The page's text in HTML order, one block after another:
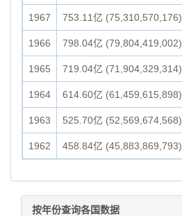
1967 753.11亿 (75,310,570,176)
1966 798.04亿 (79,804,419,002)
1965 719.04亿 (71,904,329,314)
1964 614.60亿 (61,459,615,898)
1963 525.70亿 (52,569,674,568)
1962 458.84亿 (45,883,869,793)
按年份查询各国数据